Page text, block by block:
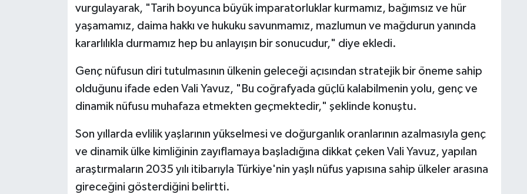
vurgulayarak, "Tarih boyunca büyük imparatorluklar kurmamız, bağımsız ve hür
yaşamamız, daima hakkı ve hukuku savunmamız, mazlumun ve mağdurun yanında
kararlılıkla durmamız hep bu anlayışın bir sonucudur," diye ekledi.
Genç nüfusun diri tutulmasının ülkenin geleceği açısından stratejik bir öneme sahip
olduğunu ifade eden Vali Yavuz, "Bu coğrafyada güçlü kalabilmenin yolu, genç ve
dinamik nüfusu muhafaza etmekten geçmektedir," şeklinde konuştu.
Son yıllarda evlilik yaşlarının yükselmesi ve doğurganlık oranlarının azalmasıyla genç
ve dinamik ülke kimliğinin zayıflamaya başladığına dikkat çeken Vali Yavuz, yapılan
araştırmaların 2035 yılı itibarıyla Türkiye'nin yaşlı nüfus yapısına sahip ülkeler arasına
gireceğini gösterdiğini belirtti.